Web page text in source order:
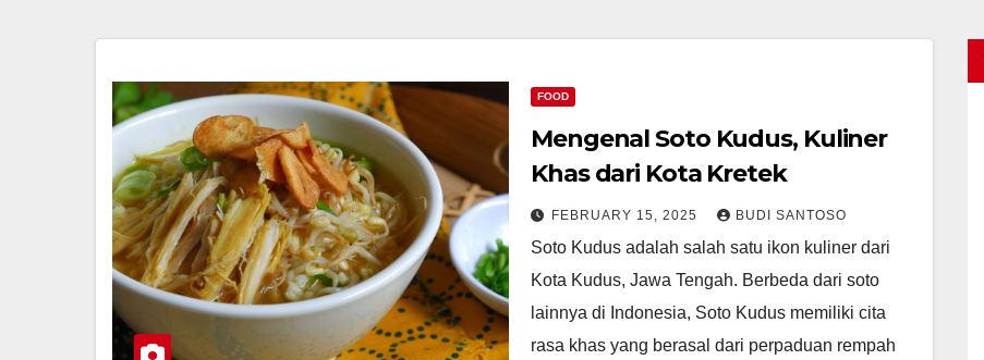
FOOD
Mengenal Soto Kudus, Kuliner
Khas dari Kota Kretek
FEBRUARY 15, 2025 BUDI SANTOSO
Soto Kudus adalah salah satu ikon kuliner dari
Kota Kudus, Jawa Tengah. Berbeda dari soto
lainnya di Indonesia, Soto Kudus memiliki cita
rasa khas yang berasal dari perpaduan rempah